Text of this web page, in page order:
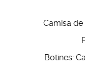
Camisa
Botines: